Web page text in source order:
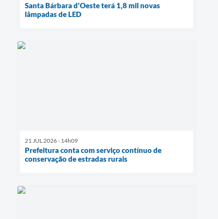
Santa Bárbara d’Oeste terá 1,8 mil novas
lâmpadas de LED
21 JUL 2026 - 14h09
Prefeitura conta com serviço contínuo de
conservação de estradas rurais